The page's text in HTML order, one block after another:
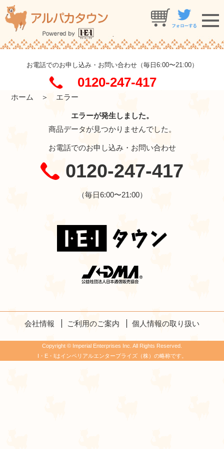
お電話でのお申し込み・お問い合わせ（毎日6:00〜21:00）
0120-247-417
ホーム ＞ エラー
エラーが発生しました。
商品データが見つかりませんでした。
お電話でのお申し込み・お問い合わせ
0120-247-417
（毎日6:00〜21:00）
会社情報 ご利用のご案内 個人情報の取り扱い
Copyright © Imperial Enterprises Inc. All Rights Reserved.
I・E・Iはインペリアルエンタープライズ（株）の略称です。